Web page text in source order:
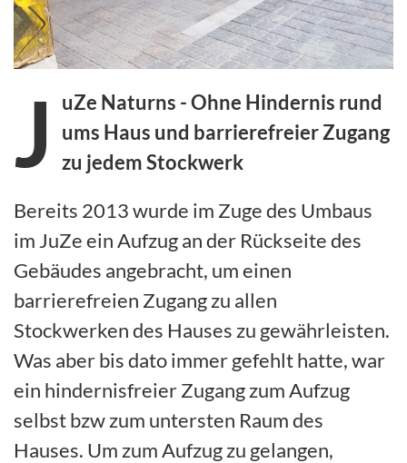
J
uZe Naturns - Ohne Hindernis rund
ums Haus und barrierefreier Zugang
zu jedem Stockwerk
Bereits 2013 wurde im Zuge des Umbaus
im JuZe ein Aufzug an der Rückseite des
Gebäudes angebracht, um einen
barrierefreien Zugang zu allen
Stockwerken des Hauses zu gewährleisten.
Was aber bis dato immer gefehlt hatte, war
ein hindernisfreier Zugang zum Aufzug
selbst bzw zum untersten Raum des
Hauses. Um zum Aufzug zu gelangen,